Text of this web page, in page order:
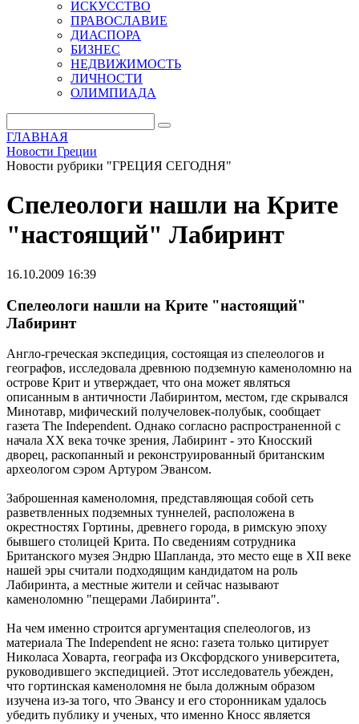
ИСКУССТВО
ПРАВОСЛАВИЕ
ДИАСПОРА
БИЗНЕС
НЕДВИЖИМОСТЬ
ЛИЧНОСТИ
ОЛИМПИАДА
ГЛАВНАЯ
Новости Греции
Новости рубрики "ГРЕЦИЯ СЕГОДНЯ"
Спелеологи нашли на Крите
"настоящий" Лабиринт
16.10.2009 16:39
Спелеологи нашли на Крите "настоящий"
Лабиринт
Англо-греческая экспедиция, состоящая из спелеологов и
географов, исследовала древнюю подземную каменоломню на
острове Крит и утверждает, что она может являться
описанным в античности Лабиринтом, местом, где скрывался
Минотавр, мифический получеловек-полубык, сообщает
газета The Independent. Однако согласно распространенной с
начала XX века точке зрения, Лабиринт - это Кносский
дворец, раскопанный и реконструированный британским
археологом сэром Артуром Эвансом.
Заброшенная каменоломня, представляющая собой сеть
разветвленных подземных туннелей, расположена в
окрестностях Гортины, древнего города, в римскую эпоху
бывшего столицей Крита. По сведениям сотрудника
Британского музея Эндрю Шапланда, это место еще в XII веке
нашей эры считали подходящим кандидатом на роль
Лабиринта, а местные жители и сейчас называют
каменоломню "пещерами Лабиринта".
На чем именно строится аргументация спелеологов, из
материала The Independent не ясно: газета только цитирует
Николаса Ховарта, географа из Оксфордского университета,
руководившего экспедицией. Этот исследователь убежден,
что гортинская каменоломня не была должным образом
изучена из-за того, что Эвансу и его сторонникам удалось
убедить публику и ученых, что именно Кносс является